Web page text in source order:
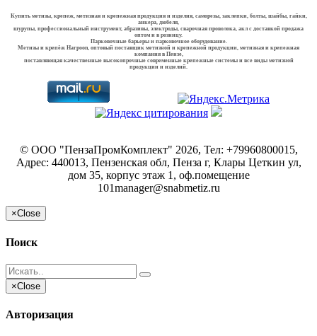
Купить метизы, крепеж, метизная и крепежная продукция и изделия, саморезы, заклепки, болты, шайбы, гайки,
анкера, дюбеля,
шурупы, профессиональный инструмент, абразивы, электроды, сварочная проволока, акл с доставкой продажа
оптом и в розницу.
Парковочные барьеры и парковочное оборудование.
Метизы и крепёж Harpoon, оптовый поставщик метизной и крепежной продукции, метизная и крепежная
компания в Пензе,
поставляющая качественные высокопрочные современные крепежные системы и все виды метизной
продукции и изделий.
© ООО "ПензаПромКомплект" 2026, Тел: +79960800015,
Адрес: 440013, Пензенская обл, Пенза г, Клары Цеткин ул,
дом 35, корпус этаж 1, оф.помещение
101manager@snabmetiz.ru
×Close
Поиск
×Close
Авторизация